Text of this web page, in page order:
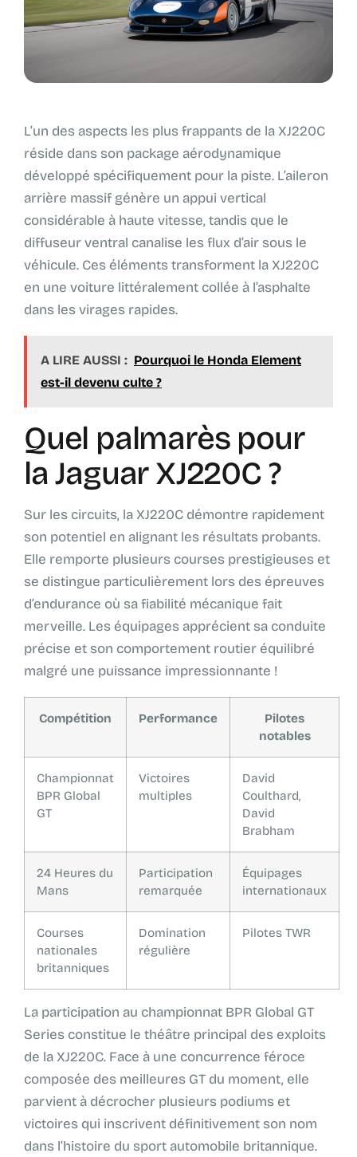
L’un des aspects les plus frappants de la XJ220C
réside dans son package aérodynamique
développé spécifiquement pour la piste. L’aileron
arrière massif génère un appui vertical
considérable à haute vitesse, tandis que le
diffuseur ventral canalise les flux d’air sous le
véhicule. Ces éléments transforment la XJ220C
en une voiture littéralement collée à l’asphalte
dans les virages rapides.
A LIRE AUSSI : Pourquoi le Honda Element
est-il devenu culte ?
Quel palmarès pour
la Jaguar XJ220C ?
Sur les circuits, la XJ220C démontre rapidement
son potentiel en alignant les résultats probants.
Elle remporte plusieurs courses prestigieuses et
se distingue particulièrement lors des épreuves
d’endurance où sa fiabilité mécanique fait
merveille. Les équipages apprécient sa conduite
précise et son comportement routier équilibré
malgré une puissance impressionnante !
Compétition Performance
Pilotes
notables
Championnat
BPR Global
GT
Victoires
multiples
David
Coulthard,
David
Brabham
24 Heures du
Mans
Participation
remarquée
Équipages
internationaux
Courses
nationales
britanniques
Domination
régulière
Pilotes TWR
La participation au championnat BPR Global GT
Series constitue le théâtre principal des exploits
de la XJ220C. Face à une concurrence féroce
composée des meilleures GT du moment, elle
parvient à décrocher plusieurs podiums et
victoires qui inscrivent définitivement son nom
dans l’histoire du sport automobile britannique.